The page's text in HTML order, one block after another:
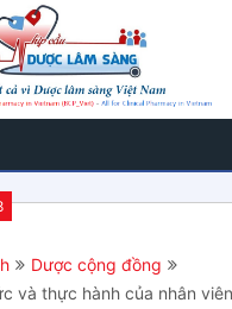
Dược cộng đồng
và thực hành của nhân